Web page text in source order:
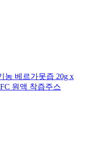
베르가못즙 20g x
원액 착즙주스